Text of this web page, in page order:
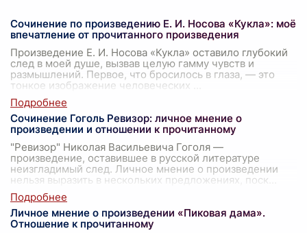
Сочинение по произведению Е. И. Носова «Кукла»: моё
впечатление от прочитанного произведения
Произведение Е. И. Носова «Кукла» оставило глубокий
след в моей душе, вызвав целую гамму чувств и
размышлений. Первое, что бросилось в глаза, — это
тонкое изображение человеческих
Сочинение Гоголь Ревизор: личное мнение о
произведении и отношении к прочитанному
"Ревизор" Николая Васильевича Гоголя —
произведение, оставившее в русской литературе
неизгладимый след. Личное мнение о произведении
нельзя выразить в нескольких предложениях, поск
Личное мнение о произведении «Пиковая дама».
Отношение к прочитанному